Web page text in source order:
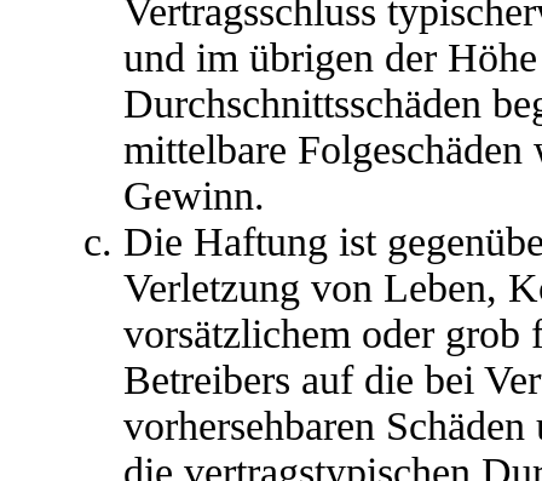
Vertragsschluss
und im übrigen der
Durchschnittsschäden
mittelbare Folgeschäden
Gewinn.
Die Haftung ist
Verletzung von Leben,
vorsätzlichem oder grob
Betreibers auf die bei
vorhersehbaren